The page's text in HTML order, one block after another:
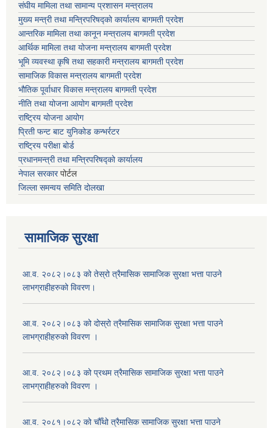
संघीय मामिला तथा सामान्य प्रशासन मन्त्रालय
मुख्य मन्त्री तथा मन्त्रिपरिषद्को कार्यालय बागमती प्रदेश
आन्तरिक मामिला तथा कानून मन्त्रालय बागमती प्रदेश
आर्थिक मामिला तथा योजना मन्त्रालय बागमती प्रदेश
भूमि व्यवस्था कृषि तथा सहकारी मन्त्रालय बागमती प्रदेश
सामाजिक विकास मन्त्रालय बागमती प्रदेश
भौतिक पूर्वाधार विकास मन्त्रालय बागमती प्रदेश
नीति तथा योजना आयोग बागमती प्रदेश
राष्ट्रिय योजना आयोग
प्रिती फन्ट बाट युनिकोड कन्भर्रटर
राष्ट्रिय परीक्षा बोर्ड
प्रधानमन्त्री तथा मन्त्रिपरिषद्को कार्यालय
नेपाल सरकारपोर्टल
जिल्ला समन्वय समिति दोलखा
सामाजिक सुरक्षा
आ.व. २०८२।०८३ को तेस्रो त्रैमासिक सामाजिक सुरक्षा भत्ता पाउने
लाभग्राहीहरुको विवरण।
आ.व. २०८२।०८३ को दोस्रो त्रैमासिक सामाजिक सुरक्षा भत्ता पाउने
लाभग्राहीहरुको विवरण ।
आ.व. २०८२।०८३ को प्रथम त्रैमासिक सामाजिक सुरक्षा भत्ता पाउने
लाभग्राहीहरुको विवरण ।
आ.व. २०८१।०८२ को चौँथो त्रैमासिक सामाजिक सुरक्षा भत्ता पाउने